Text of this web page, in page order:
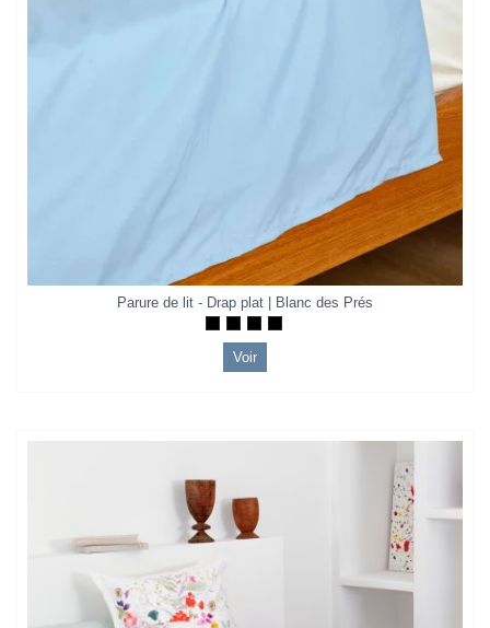
Parure de lit - Drap plat | Blanc des Prés
Voir